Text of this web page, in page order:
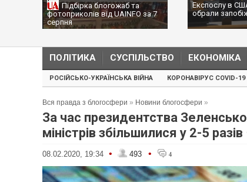
Підбірка блогожаб та
фотоприколів від UAINFO за 7
серпня
Експослу в США
обрали
ПОЛІТИКА СУСПІЛЬСТВО ЕКОНОМІКА
РОСІЙСЬКО-УКРАЇНСЬКА ВІЙНА КОРОНАВІРУС COVID-19
Вся правда з блогосфери » Новини блогосфери »
За час президентства
міністрів збільшилися у 2-5
08.02.2020, 19:34 • 493 • 4